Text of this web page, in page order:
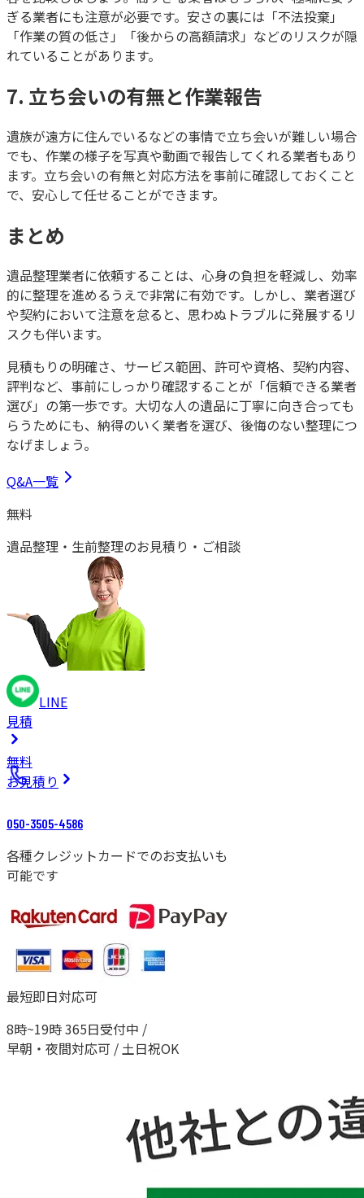
ぎる業者にも注意が必要です。安さの裏には「不法投棄」
「作業の質の低さ」「後からの高額請求」などのリスクが隠
れていることがあります。
7. 立ち会いの有無と作業報告
遺族が遠方に住んでいるなどの事情で立ち会いが難しい場合
でも、作業の様子を写真や動画で報告してくれる業者もあり
ます。立ち会いの有無と対応方法を事前に確認しておくこと
で、安心して任せることができます。
まとめ
遺品整理業者に依頼することは、心身の負担を軽減し、効率
的に整理を進めるうえで非常に有効です。しかし、業者選び
や契約において注意を怠ると、思わぬトラブルに発展するリ
スクも伴います。
見積もりの明確さ、サービス範囲、許可や資格、契約内容、
評判など、事前にしっかり確認することが「信頼できる業者
選び」の第一歩です。大切な人の遺品に丁寧に向き合っても
らうためにも、納得のいく業者を選び、後悔のない整理につ
なげましょう。
Q&A一覧
無料
遺品整理・生前整理のお見積り・ご相談
LINE
見積
無料
お見積り
050-3505-4586
各種クレジットカードでのお支払いも
可能です
最短即日対応可
8時~19時 365日受付中 /
早朝・夜間対応可 / 土日祝OK